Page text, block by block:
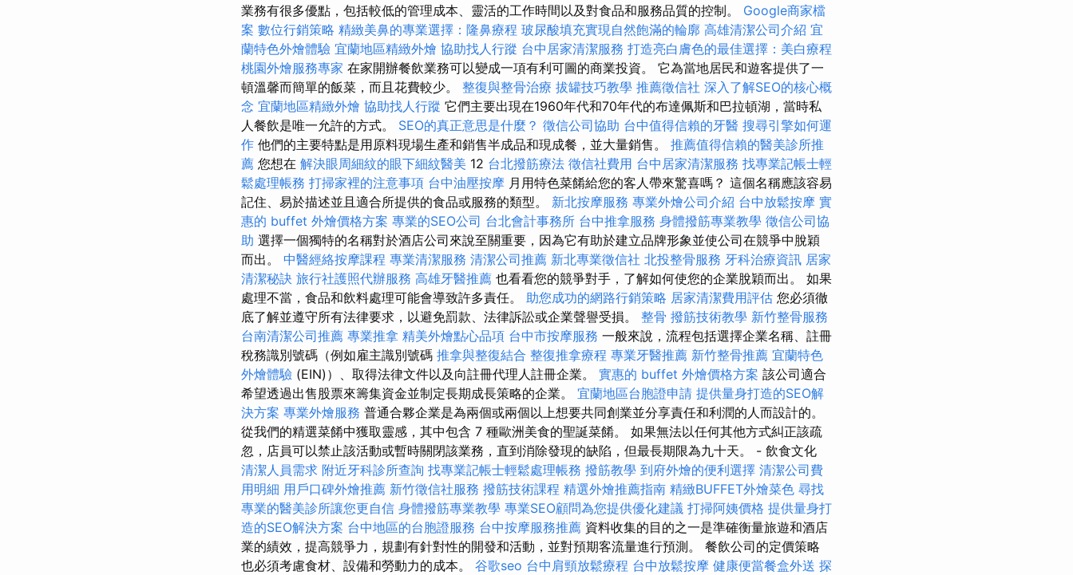
業務有很多優點，包括較低的管理成本、靈活的工作時間以及對食品和服務品質的控制。 Google商家檔
案 數位行銷策略 精緻美鼻的專業選擇：隆鼻療程 玻尿酸填充實現自然飽滿的輪廓 高雄清潔公司介紹 宜
蘭特色外燴體驗 宜蘭地區精緻外燴 協助找人行蹤 台中居家清潔服務 打造亮白膚色的最佳選擇：美白療程
桃園外燴服務專家 在家開辦餐飲業務可以變成一項有利可圖的商業投資。 它為當地居民和遊客提供了一
頓溫馨而簡單的飯菜，而且花費較少。 整復與整骨治療 拔罐技巧教學 推薦徵信社 深入了解SEO的核心概
念 宜蘭地區精緻外燴 協助找人行蹤 它們主要出現在1960年代和70年代的布達佩斯和巴拉頓湖，當時私
人餐飲是唯一允許的方式。 SEO的真正意思是什麼？ 徵信公司協助 台中值得信賴的牙醫 搜尋引擎如何運
作 他們的主要特點是用原料現場生產和銷售半成品和現成餐，並大量銷售。 推薦值得信賴的醫美診所推
薦 您想在 解決眼周細紋的眼下細紋醫美 12 台北撥筋療法 徵信社費用 台中居家清潔服務 找專業記帳士輕
鬆處理帳務 打掃家裡的注意事項 台中油壓按摩 月用特色菜餚給您的客人帶來驚喜嗎？ 這個名稱應該容易
記住、易於描述並且適合所提供的食品或服務的類型。 新北按摩服務 專業外燴公司介紹 台中放鬆按摩 實
惠的 buffet 外燴價格方案 專業的SEO公司 台北會計事務所 台中推拿服務 身體撥筋專業教學 徵信公司協
助 選擇一個獨特的名稱對於酒店公司來說至關重要，因為它有助於建立品牌形象並使公司在競爭中脫穎
而出。 中醫經絡按摩課程 專業清潔服務 清潔公司推薦 新北專業徵信社 北投整骨服務 牙科治療資訊 居家
清潔秘訣 旅行社護照代辦服務 高雄牙醫推薦 也看看您的競爭對手，了解如何使您的企業脫穎而出。 如果
處理不當，食品和飲料處理可能會導致許多責任。 助您成功的網路行銷策略 居家清潔費用評估 您必須徹
底了解並遵守所有法律要求，以避免罰款、法律訴訟或企業聲譽受損。 整骨 撥筋技術教學 新竹整骨服務
台南清潔公司推薦 專業推拿 精美外燴點心品項 台中市按摩服務 一般來說，流程包括選擇企業名稱、註冊
稅務識別號碼（例如雇主識別號碼 推拿與整復結合 整復推拿療程 專業牙醫推薦 新竹整骨推薦 宜蘭特色
外燴體驗 (EIN)）、取得法律文件以及向註冊代理人註冊企業。 實惠的 buffet 外燴價格方案 該公司適合
希望透過出售股票來籌集資金並制定長期成長策略的企業。 宜蘭地區台胞證申請 提供量身打造的SEO解
決方案 專業外燴服務 普通合夥企業是為兩個或兩個以上想要共同創業並分享責任和利潤的人而設計的。
從我們的精選菜餚中獲取靈感，其中包含 7 種歐洲美食的聖誕菜餚。 如果無法以任何其他方式糾正該疏
忽，店員可以禁止該活動或暫時關閉該業務，直到消除發現的缺陷，但最長期限為九十天。 - 飲食文化
清潔人員需求 附近牙科診所查詢 找專業記帳士輕鬆處理帳務 撥筋教學 到府外燴的便利選擇 清潔公司費
用明細 用戶口碑外燴推薦 新竹徵信社服務 撥筋技術課程 精選外燴推薦指南 精緻BUFFET外燴菜色 尋找
專業的醫美診所讓您更自信 身體撥筋專業教學 專業SEO顧問為您提供優化建議 打掃阿姨價格 提供量身打
造的SEO解決方案 台中地區的台胞證服務 台中按摩服務推薦 資料收集的目的之一是準確衡量旅遊和酒店
業的績效，提高競爭力，規劃有針對性的開發和活動，並對預期客流量進行預測。 餐飲公司的定價策略
也必須考慮食材、設備和勞動力的成本。 谷歌seo 台中肩頸放鬆療程 台中放鬆按摩 健康便當餐盒外送 探